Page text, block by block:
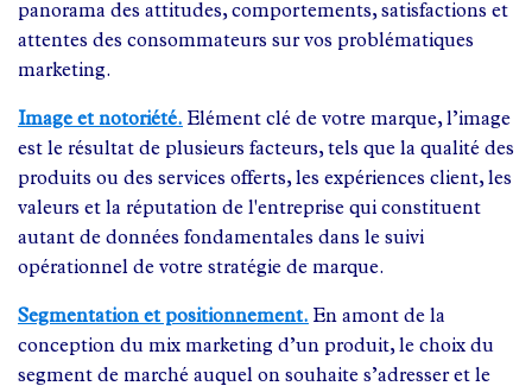
panorama des attitudes, comportements, satisfactions et
attentes des consommateurs sur vos problématiques
marketing.
Image et notoriété. Elément clé de votre marque, l’image
est le résultat de plusieurs facteurs, tels que la qualité des
produits ou des services offerts, les expériences client, les
valeurs et la réputation de l'entreprise qui constituent
autant de données fondamentales dans le suivi
opérationnel de votre stratégie de marque.
Segmentation et positionnement. En amont de la
conception du mix marketing d’un produit, le choix du
segment de marché auquel on souhaite s’adresser et le